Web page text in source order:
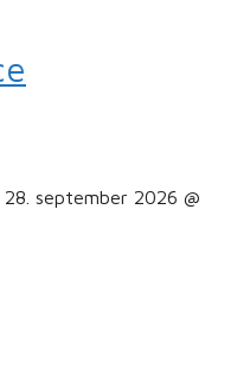
28. september 2026 @